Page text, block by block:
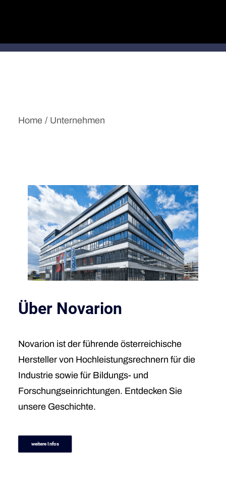
Home Unternehmen
Über Novarion
Novarion ist der führende österreichische
Hersteller von Hochleistungsrechnern für die
Industrie sowie für Bildungs- und
Forschungseinrichtungen. Entdecken Sie
unsere Geschichte.
weitere Infos